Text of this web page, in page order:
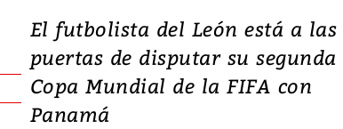
El futbolista del León está a las
puertas de disputar su segunda
Copa Mundial de la FIFA con
Panamá